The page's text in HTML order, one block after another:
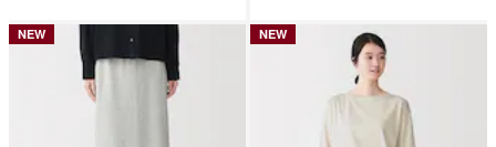
NEW NEW